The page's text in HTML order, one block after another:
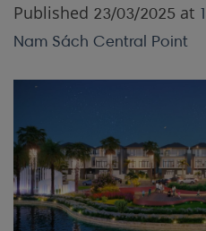
Published 23/03/2025 at
Nam Sách Central Point